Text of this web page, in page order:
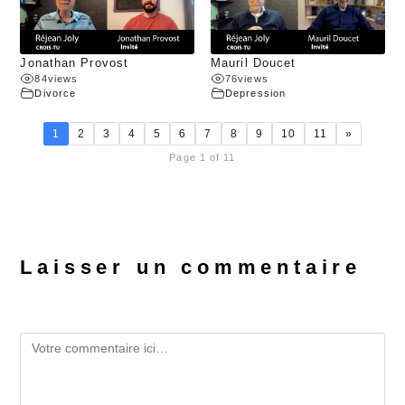
Jonathan Provost
84views
Divorce
Mauril Doucet
76views
Depression
1 2 3 4 5 6 7 8 9 10 11 »
Page 1 of 11
Laisser un commentaire